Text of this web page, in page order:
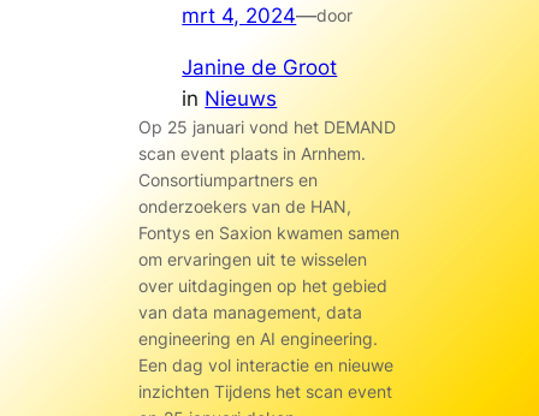
mrt 4, 2024—door
Janine de Groot
in Nieuws
Op 25 januari vond het DEMAND
scan event plaats in Arnhem.
Consortiumpartners en
onderzoekers van de HAN,
Fontys en Saxion kwamen samen
om ervaringen uit te wisselen
over uitdagingen op het gebied
van data management, data
engineering en AI engineering.
Een dag vol interactie en nieuwe
inzichten Tijdens het scan event